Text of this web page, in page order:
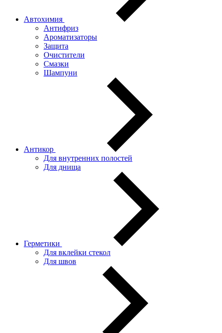
Автохимия
Антифриз
Ароматизаторы
Защита
Очистители
Смазки
Шампуни
Антикор
Для внутренних полостей
Для днища
Герметики
Для вклейки стекол
Для швов